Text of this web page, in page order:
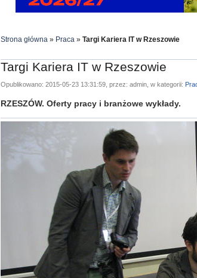
Strona główna » Praca » Targi Kariera IT w Rzeszowie
Targi Kariera IT w Rzeszowie
Opublikowano: 2015-05-23 13:31:59, przez: admin, w kategorii:
RZESZÓW. Oferty pracy i branżowe wykłady.